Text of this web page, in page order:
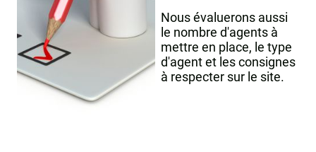
Nous évaluerons aussi
le nombre d'agents à
mettre en place, le type
d'agent et les consignes
à respecter sur le site.